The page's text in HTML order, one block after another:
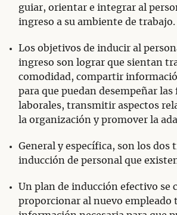
guiar, orientar e integrar al
ingreso a su ambiente de trabajo.
Los objetivos de inducir al
ingreso son lograr que sientan
comodidad, compartir
para que puedan desempeñar las
laborales, transmitir aspectos
la organización y promover la
General y específica, son los dos
inducción de personal que
Un plan de inducción efectivo se
proporcionar al nuevo empleado